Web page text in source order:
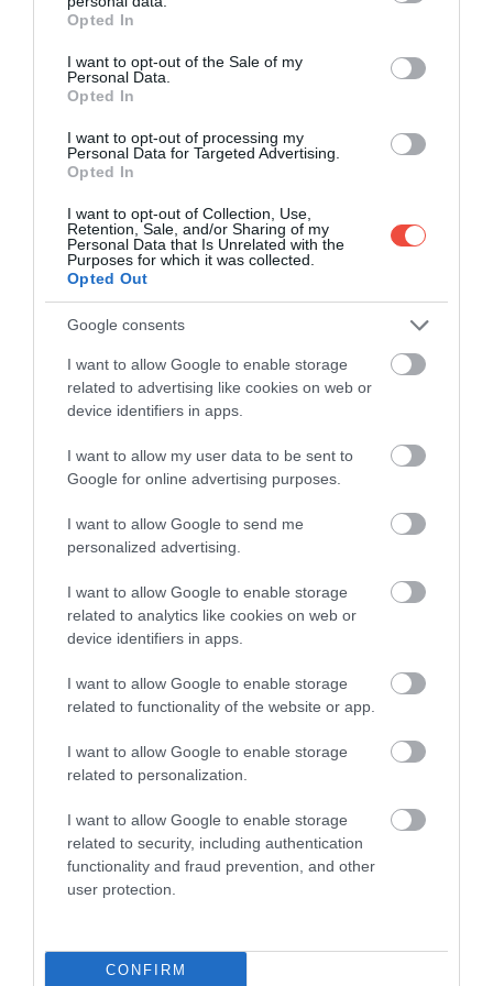
grant or deny consent to Google and its third-party tags to
use your data for below specified purposes in below Google
consent section.
Opted In
I want to opt-out of the Sale of my
Personal Data.
Opted In
I want to opt-out of processing my
Personal Data for Targeted Advertising.
Opted In
I want to opt-out of Collection, Use,
Retention, Sale, and/or Sharing of my
Personal Data that Is Unrelated with the
Purposes for which it was collected.
Opted Out
Google consents
I want to allow Google to enable storage
related to advertising like cookies on web or
device identifiers in apps.
I want to allow my user data to be sent to
Google for online advertising purposes.
I want to allow Google to send me
personalized advertising.
I want to allow Google to enable storage
related to analytics like cookies on web or
device identifiers in apps.
I want to allow Google to enable storage
related to functionality of the website or app.
I want to allow Google to enable storage
related to personalization.
I want to allow Google to enable storage
related to security, including authentication
functionality and fraud prevention, and other
user protection.
CONFIRM
számolniuk kell.
A kép illusztráció! Fotó:Dimitris Kiriakakis, Unsplash
A görögThemaújság szerint a szigetet több
jelzáloghitel, adókövetelés és jogi korlátozás is
eurós követelése.
A kedvező ár tehát jelentős kötöttségekkel jár.
Makrit jelenleg a mezőgazdasági tevékenységen túl
alig lehet másra használni, de aki vállalja a jogi és
teljes görög sziget tulajdonosa lehet, nagyjából egy
átlagos budapesti lakás áráért.
Olvasd el ezt is!
a turisták figyelmét